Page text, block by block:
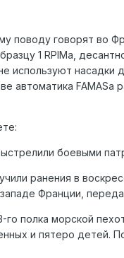
поводу говорят во
1 RPIMa,
используют насадки
автоматика FAMASa
боевыми
ранения в
Франции,
полка морской
и пятеро детей.